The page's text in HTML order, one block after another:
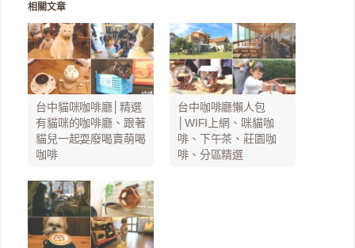
相關文章
台中貓咪咖啡廳│精選
有貓咪的咖啡廳、跟著
貓兒一起耍廢喝賣萌喝
咖啡
台中咖啡廳懶人包
│WIFI上網、咪貓咖
啡、下午茶、莊園咖
啡、分區精選